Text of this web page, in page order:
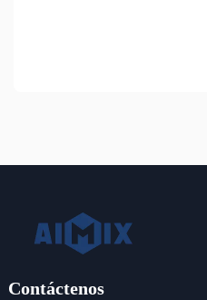
Contáctenos